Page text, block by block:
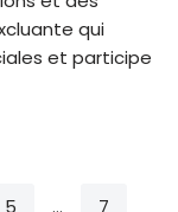
qui
et participe
5 …
7